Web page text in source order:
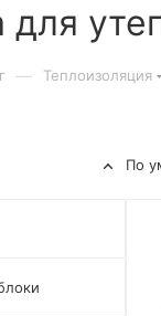
для
— Теплоизоляция
По